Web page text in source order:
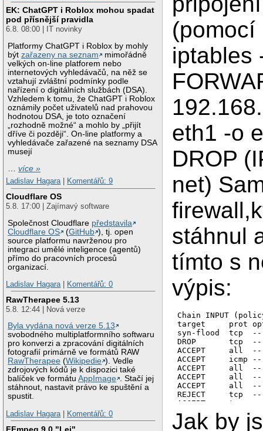
EK: ChatGPT i Roblox mohou spadat
pod přísnější pravidla
6.8. 08:00 | IT novinky
Platformy ChatGPT i Roblox by mohly
býtzařazeny na seznam
mimořádně
velkých on-line platforem nebo
internetových vyhledávačů, na něž se
vztahují zvláštní podmínky podle
nařízení o digitálních službách (DSA).
Vzhledem k tomu, že ChatGPT i Roblox
oznámily počet uživatelů nad prahovou
hodnotou DSA, je toto označení
„rozhodně možné“ a mohlo by „přijít
dříve či později“. On-line platformy a
vyhledávače zařazené na seznamy DSA
musejí
…více »
Ladislav Hagara| Komentářů: 9
Cloudflare OS
5.8. 17:00 | Zajímavý software
Společnost Cloudflare představila
Cloudflare OS
(GitHub ), tj. open
source platformu navrženou pro
integraci umělé inteligence (agentů)
přímo do pracovních procesů
organizací.
Ladislav Hagara| Komentářů: 0
RawTherapee 5.13
5.8. 12:44 | Nová verze
Byla vydána nová verze 5.13
svobodného multiplatformního softwaru
pro konverzi a zpracování digitálních
fotografií primárně ve formátů RAW
RawTherapee (Wikipedie ). Vedle
zdrojových kódů je k dispozici také
balíček ve formátuAppImage . Stačí jej
stáhnout, nastavit právo ke spuštění a
spustit.
Ladislav Hagara| Komentářů: 0
FFmpeg 9.0 "Lei"
(pomocí
iptables
eth1 -o
DROP
net)
stáhnul
tímto s
výpis:
Chain INPUT
target     prot
syn-flood  tcp  --
DROP       tcp  --
ACCEPT     all  --
ACCEPT     icmp
ACCEPT     all
ACCEPT     all
ACCEPT     all
REJECT     tcp
ACCEPT     tcp
ACCEPT     tcp
ACCEPT
Jak by